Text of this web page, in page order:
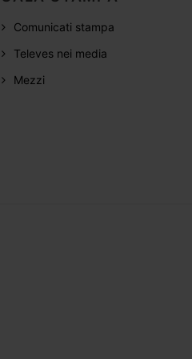
Comunicati stampa
Televes nei media
Mezzi